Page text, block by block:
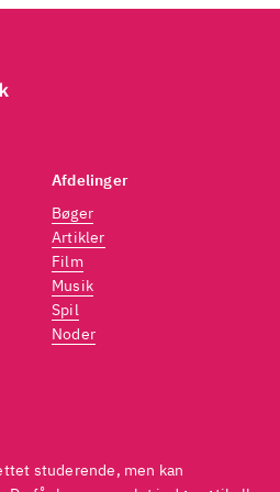
at lægge
oversigt
i tarot med
forslag
og
Bogens
den særligt
og
er heller
studerende, men kan
Afdelinger
Bøger
Artikler
Film
Musik
Spil
Noder